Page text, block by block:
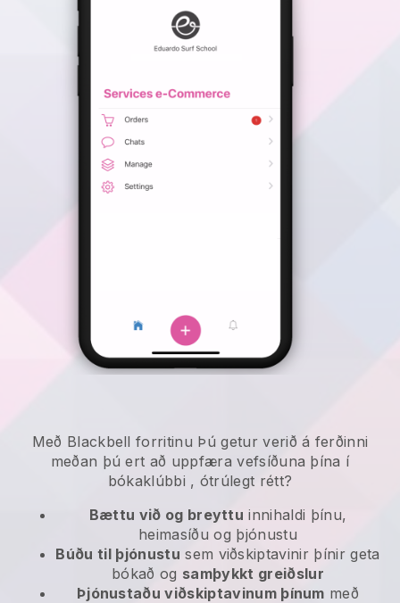
Með Blackbell forritinu Þú getur verið á ferðinni
meðan þú ert að uppfæra vefsíðuna þína í
bókaklúbbi , ótrúlegt rétt?
Bættu við og breyttu innihaldi þínu,
heimasíðu og þjónustu
Búðu til þjónustu sem viðskiptavinir þínir geta
bókað og samþykkt greiðslur
Þjónustaðu viðskiptavinum þínum með